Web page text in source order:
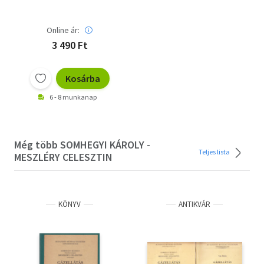
Online ár:
3 490 Ft
Kosárba
6 - 8 munkanap
Még több SOMHEGYI KÁROLY -
MESZLÉRY CELESZTIN
Teljes lista
KÖNYV ANTIKVÁR